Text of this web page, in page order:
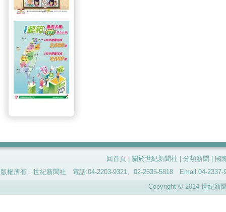
回首頁 關於世紀新聞社 分類新聞
國
版權所有：世紀新聞社 電話:04-2203-9321、02-2636-5818 Email:04-
Copyright © 2014 世紀新